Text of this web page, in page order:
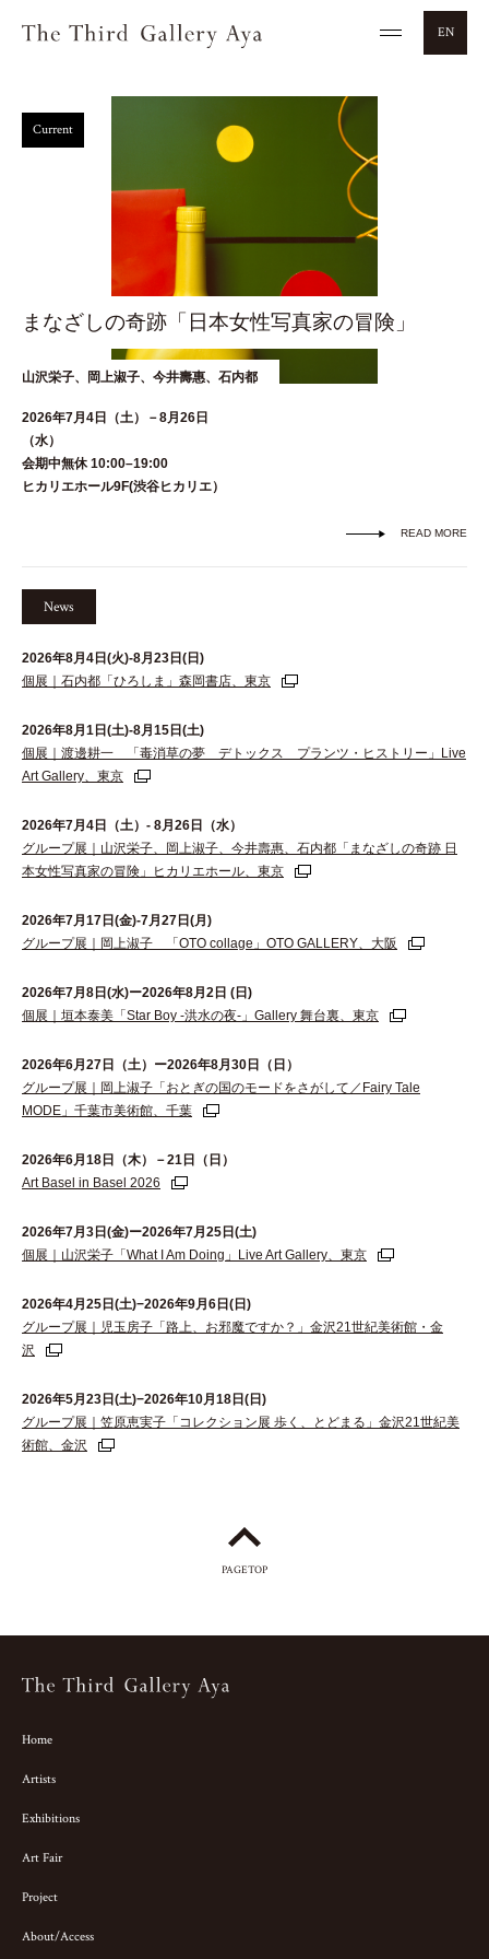
EN
まなざしの奇跡「日本女性写真家の冒険」
山沢栄子、岡上淑子、今井壽惠、石内都
Current
2026年7月4日（土）－8月26日
（水
会期中無休 10:00–19:00
ヒカリエホール9F(渋谷ヒカリエ）
READ MORE
News
2026年8月4日(火)-8月23日(日)
個展｜石内都「ひろしま」森岡書店、東京
2026年8月1日(土)-8月15日(土)
個展｜渡邊耕一 「毒消草の夢 デトックス プランツ・ヒストリー」Live
Art Gallery、東京
2026年7月4日（土）- 8月26日（水）
グループ展｜山沢栄子、岡上淑子、今井壽惠、石内都「まなざしの奇跡 日
本女性写真家の冒険」ヒカリエホール、東京
2026年7月17日(金)-7月27日(月)
グループ展｜岡上淑子 「OTO collage」OTO GALLERY、大阪
2026年7月8日(水)ー2026年8月2日 (日)
個展｜垣本泰美「Star Boy -洪水の夜-」Gallery 舞台裏、東京
2026年6⽉27⽇（⼟）ー2026年8⽉30⽇（⽇）
グループ展｜岡上淑子「おとぎの国のモードをさがして／Fairy Tale
MODE」千葉市美術館、千葉
2026年6月18日（木）－21日（日）
Art Basel in Basel 2026
2026年7月3日(金)ー2026年7月25日(土)
個展｜山沢栄子「What I Am Doing」Live Art Gallery、東京
2026年4月25日(土)−2026年9月6日(日)
グループ展｜児玉房子「路上、お邪魔ですか？」金沢21世紀美術館・金
沢
2026年5月23日(土)−2026年10月18日(日)
グループ展｜笠原恵実子「コレクション展 歩く、とどまる」金沢21世紀美
術館、金沢
PAGETOP
Home
Artists
Exhibitions
Art Fair
Project
About/Access